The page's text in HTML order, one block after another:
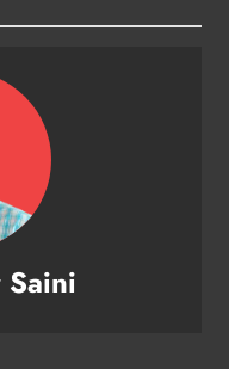
Saini